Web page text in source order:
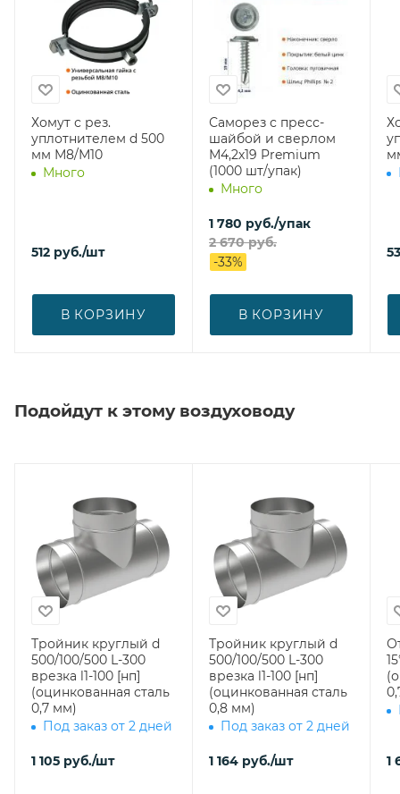
Хомут с рез.
уплотнителем d 500
мм М8/М10
Много
512 руб./шт
В КОРЗИНУ
Саморез с пресс-
шайбой и сверлом
М4,2х19 Premium
(1000 шт/упак)
Много
1 780 руб./упак
2 670руб.
-33%
В КОРЗИНУ
Подойдут к этому воздуховоду
Тройник круглый d
500/100/500 L-300
врезка l1-100 [нп]
(оцинкованная сталь
0,7 мм)
Под заказ от 2 дней
1 105 руб./шт
Тройник круглый d
500/100/500 L-300
врезка l1-100 [нп]
(оцинкованная сталь
0,8 мм)
Под заказ от 2 дней
1 164 руб./шт 1